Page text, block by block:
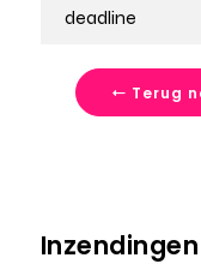
deadline
Terug
Inzendingen